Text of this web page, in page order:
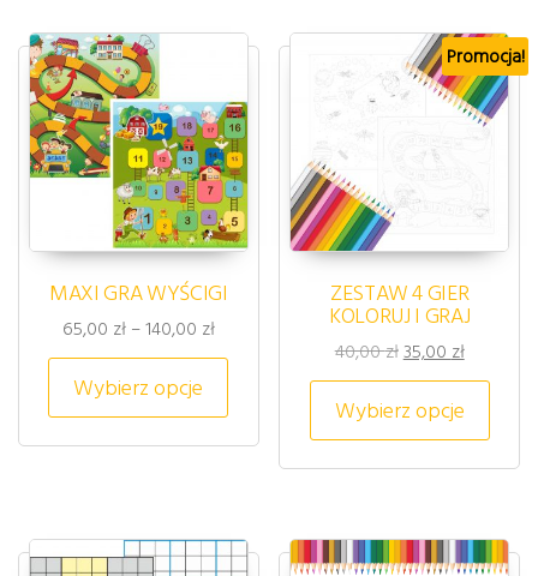
MAXI GRA WYŚCIGI
65,00 zł –140,00 złZakres cen: od 65,00 zł do 140,00 zł
Wybierz opcje
Ten produkt ma wiele
Promocja!
ZESTAW 4 GIER
KOLORUJ I GRAJ
40,00złPierwotna cena
35,00 złAktualna
Wybierz opcje
Ten